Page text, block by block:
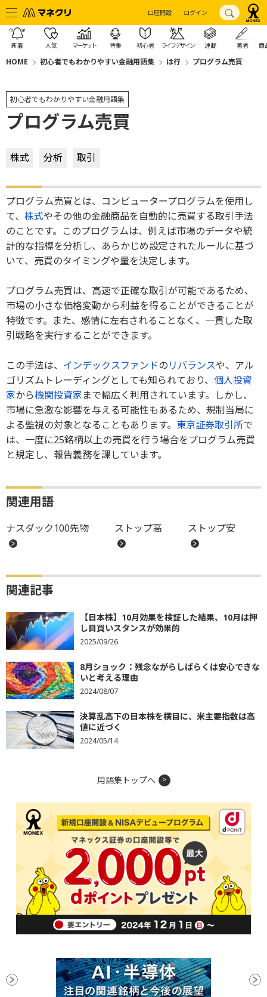
口座開設 ログイン
新着 人気 マーケット 特集 初心者 ライフデザイン 連載 著者 商
HOME 初心者でもわかりやすい金融用語集 は行 プログラム売買
初心者でもわかりやすい金融用語集
プログラム売買
株式 分析 取引
プログラム売買とは、コンピュータープログラムを使用し
て、 株式やその他の金融商品を自動的に売買する取引手法
のことです。このプログラムは、例えば市場のデータや統
計的な指標を分析し、あらかじめ設定されたルールに基づ
いて、売買のタイミングや量を決定します。
プログラム売買は、高速で正確な取引が可能であるため、
市場の小さな価格変動から利益を得ることができることが
特徴です。また、感情に左右されることなく、一貫した取
引戦略を実行することができます。
この手法は、 インデックスファンドのリバランスや、アル
ゴリズムトレーディングとしても知られており、 個人投資
家から機関投資家まで幅広く利用されています。しかし、
市場に急激な影響を与える可能性もあるため、規制当局に
よる監視の対象となることもあります。 東京証券取引所で
は、一度に25銘柄以上の売買を行う場合をプログラム売買
と規定し、報告義務を課しています。
関連用語
ナスダック100先物 ストップ高 ストップ安
関連記事
【日本株】10月効果を検証した結果、10月は押
し目買いスタンスが効果的
2025/09/26
8月ショック：残念ながらしばらくは安心できな
いと考える理由
2024/08/07
決算乱高下の日本株を横目に、米主要指数は高
値に近づく
2024/05/14
用語集トップへ